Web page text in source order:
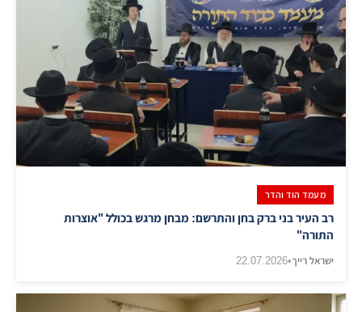
מעמד הוד והדר
רב העיר בני ברק בחן והתרשם: מבחן מרגש בכולל "אוצרות
התורה"
ישראל רייך•
22.07.2026